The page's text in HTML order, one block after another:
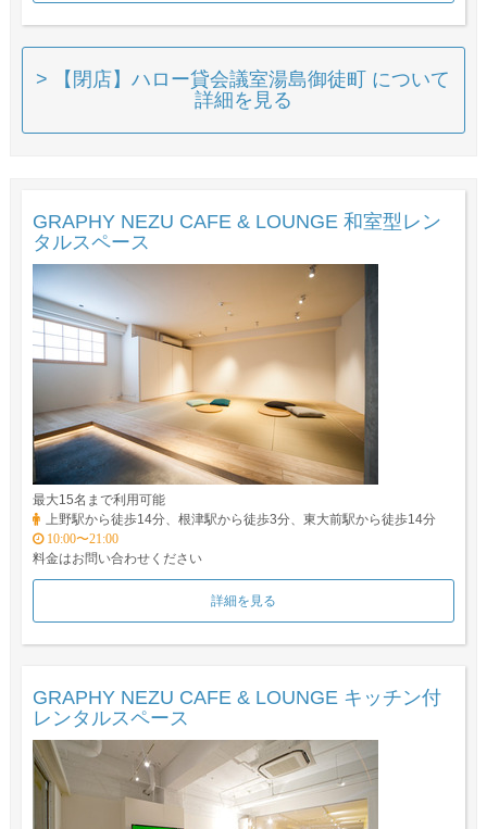
> 【閉店】ハロー貸会議室湯島御徒町 について
詳細を見る
GRAPHY NEZU CAFE & LOUNGE 和室型レン
タルスペース
最大15名まで利用可能
上野駅から徒歩14分、根津駅から徒歩3分、東大前駅から徒歩14分
10:00〜21:00
料金はお問い合わせください
詳細を見る
GRAPHY NEZU CAFE & LOUNGE キッチン付
レンタルスペース